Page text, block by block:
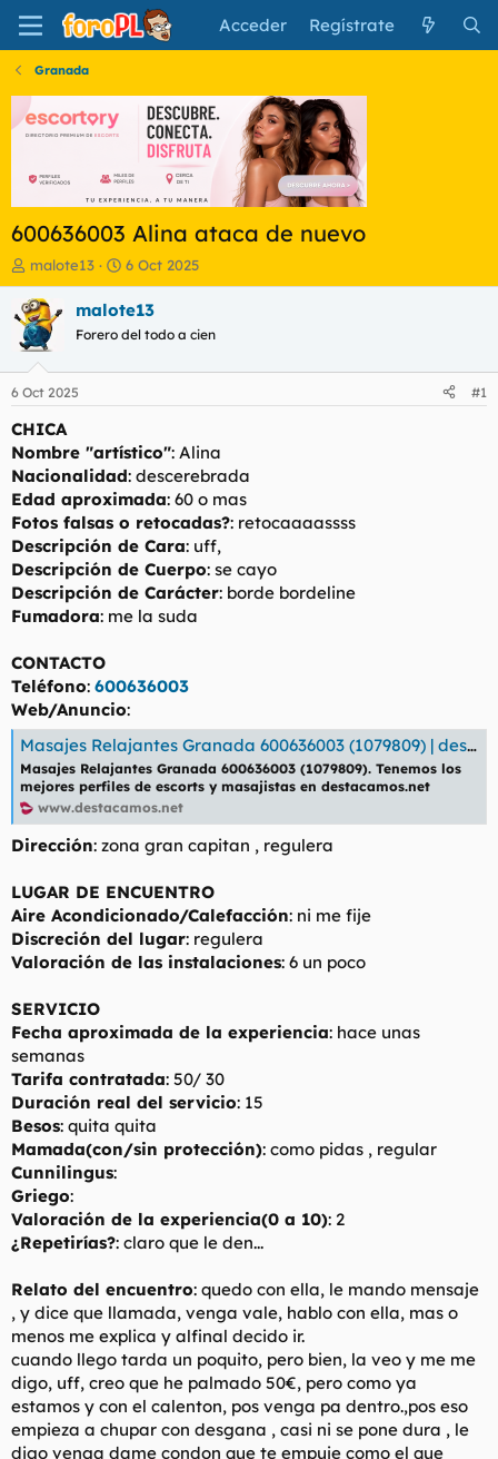
Acceder Regístrate
Granada
600636003 Alina ataca de nuevo
I
n
i
c
i
a
o
r
e
l
t
e
m
a
malote13
F
e
c
a
i
c
i
o
6 Oct 2025
malote13
Forero del todo a cien
6 Oct 2025 #1
CHICA
Nombre "artístico": Alina
Nacionalidad: descerebrada
Edad aproximada: 60 o mas
Fotos falsas o retocadas?: retocaaaassss
Descripción de Cara: uff,
Descripción de Cuerpo: se cayo
Descripción de Carácter: borde bordeline
Fumadora: me la suda
CONTACTO
Teléfono: 600636003
Web/Anuncio:
Masajes Relajantes Granada 600636003 (1079809) | destacamos
Masajes Relajantes Granada 600636003 (1079809). Tenemos los
mejores perfiles de escorts y masajistas en destacamos.net
www.destacamos.net
Dirección: zona gran capitan , regulera
LUGAR DE ENCUENTRO
Aire Acondicionado/Calefacción: ni me fije
Discreción del lugar: regulera
Valoración de las instalaciones: 6 un poco
SERVICIO
Fecha aproximada de la experiencia: hace unas
semanas
Tarifa contratada: 50/ 30
Duración real del servicio: 15
Besos: quita quita
Mamada(con/sin protección): como pidas , regular
Cunnilingus:
Griego:
Valoración de la experiencia(0 a 10): 2
¿Repetirías?: claro que le den...
Relato del encuentro: quedo con ella, le mando mensaje
, y dice que llamada, venga vale, hablo con ella, mas o
menos me explica y alfinal decido ir.
cuando llego tarda un poquito, pero bien, la veo y me me
digo, uff, creo que he palmado 50€, pero como ya
estamos y con el calenton, pos venga pa dentro.,pos eso
empieza a chupar con desgana , casi ni se pone dura , le
digo venga dame condon que te empuje como el que